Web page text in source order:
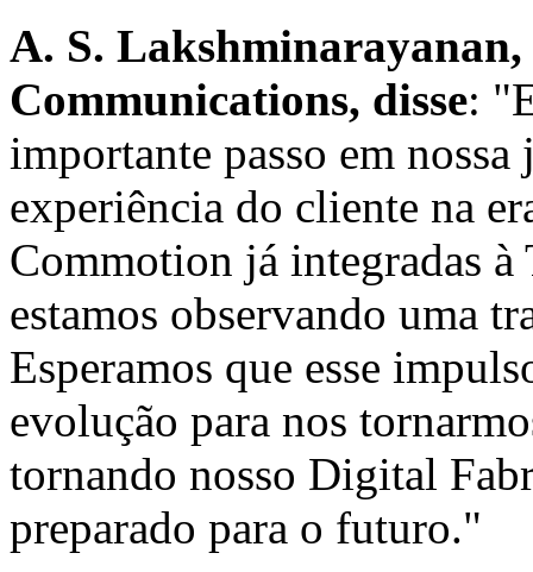
A. S.
Communications, disse:
importante passo em
experiência do cliente na
Commotion já integradas
estamos observando uma
Esperamos que esse
evolução para nos
tornando nosso Digital
preparado para o futuro."